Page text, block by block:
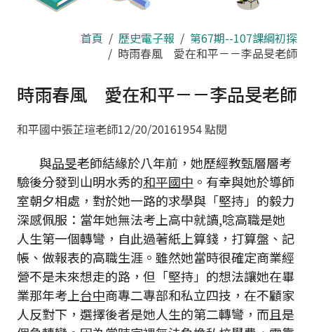
首頁 歷史電子報
第67期--107課綱初探
時雨春風 愛在和平－－李品旻老師
時雨春風 愛在和平－－李品旻老師
和平國中張芷瑄老師12/20/20161954 點閱
與品旻老師結緣於八年前，她歷經教甄層層考
驗後分發到山明水秀的和平國中 。有幸與她於導師
室朝夕相處，對於她一路的求學與「堅持」的毅力
深感佩服：當年她無法考上高中就讀,唸高職是她
人生第一個轉彎，自此過著紙上算錢，打算盤、記
帳、做報表的高職生涯。雖然她當時很確定商業經
營不是未來想走的路，但「堅持」的想法讓她在畢
業那年考上台中商專二專部和私立四技，在不顧家
人反對下，選擇後者是她人生的第二轉彎，而且是